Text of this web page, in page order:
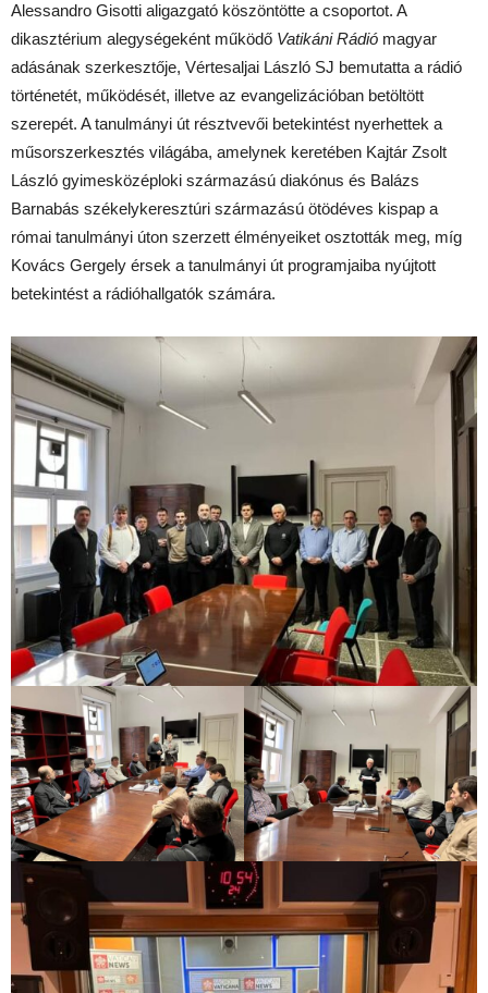
Alessandro Gisotti aligazgató köszöntötte a csoportot. A
dikasztérium alegységeként működő Vatikáni Rádió magyar
adásának szerkesztője, Vértesaljai László SJ bemutatta a rádió
történetét, működését, illetve az evangelizációban betöltött
szerepét. A tanulmányi út résztvevői betekintést nyerhettek a
műsorszerkesztés világába, amelynek keretében Kajtár Zsolt
László gyimesközéploki származású diakónus és Balázs
Barnabás székelykeresztúri származású ötödéves kispap a
római tanulmányi úton szerzett élményeiket osztották meg, míg
Kovács Gergely érsek a tanulmányi út programjaiba nyújtott
betekintést a rádióhallgatók számára.